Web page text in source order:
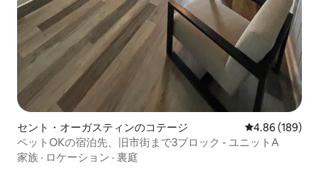
セント・オーガスティンのコテージ レビュー189
4.86 (189)
ペットOKの宿泊先、旧市街まで3ブロック - ユニットA
家族 · ロケーション · 裏庭